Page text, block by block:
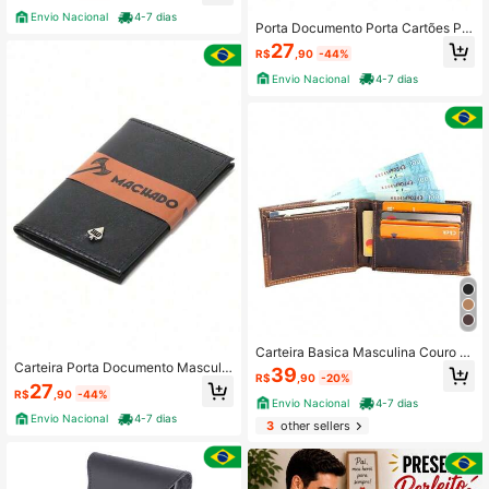
rteira Todas
Envio Nacional
4-7 dias
Carteira Porta Documento Masculin
a Porta Cartões Preta Couro bovino
R$27 ,90 -44%
Envio Nacional
4-7 dias
Porta Documento Porta Cartões Pre
ta Couro bovino
R$27 ,90 -44%
Envio Nacional
4-7 dias
Carteira Basica Masculina Couro L
egitimo Cartões Cnh E Notas
R$39 ,90 -20%
Envio Nacional
4-7 dias
3other sellers